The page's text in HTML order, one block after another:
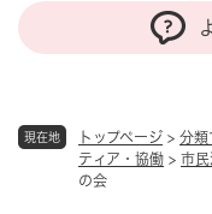
現在地 トップページ > 分類
ティア・協働 > 市民
の会